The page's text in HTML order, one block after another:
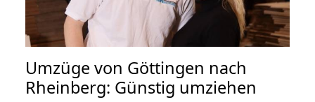
Umzüge von Göttingen nach
Rheinberg: Günstig umziehen